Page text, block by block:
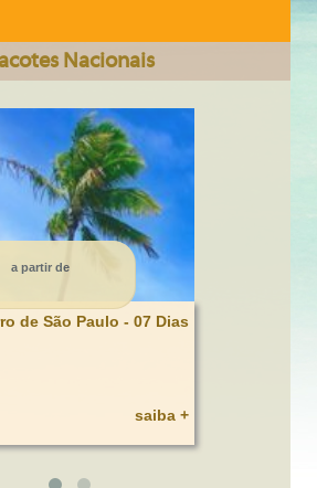
Nacionais
a partir de
de São Paulo - 07 Dias
saiba +